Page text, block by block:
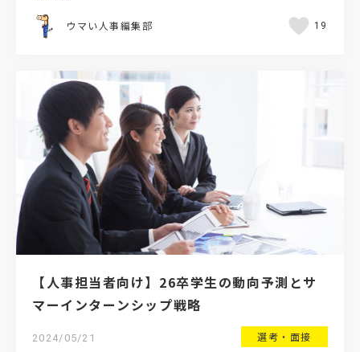
ウマい人事編集部 19
【人事担当者向け】26卒学生の動向予測とサ
マーインターンシップ戦略
2024/05/21 選考・面接